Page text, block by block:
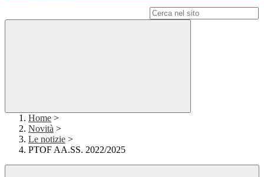
Home >
Novità >
Le notizie >
PTOF AA.SS. 2022/2025